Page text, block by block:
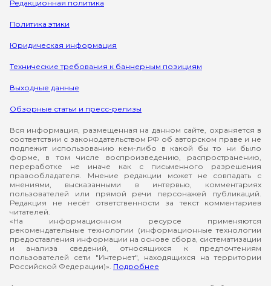
Редакционная политика
Политика этики
Юридическая информация
Технические требования к баннерным позициям
Выходные данные
Обзорные статьи и пресс-релизы
Вся информация, размещенная на данном сайте, охраняется в
соответствии с законодательством РФ об авторском праве и не
подлежит использованию кем-либо в какой бы то ни было
форме, в том числе воспроизведению, распространению,
переработке не иначе как с письменного разрешения
правообладателя. Мнение редакции может не совпадать с
мнениями, высказанными в интервью, комментариях
пользователей или прямой речи персонажей публикаций.
Редакция не несёт ответственности за текст комментариев
читателей.
«На информационном ресурсе применяются
рекомендательные технологии (информационные технологии
предоставления информации на основе сбора, систематизации
и анализа сведений, относящихся к предпочтениям
пользователей сети "Интернет", находящихся на территории
Российской Федерации)». Подробнее